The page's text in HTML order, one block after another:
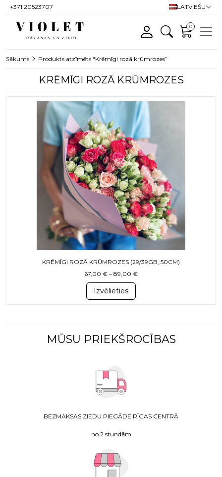
+371 20523707 LATVIEŠU
0
Sākums Produkts atzīmēts “Krēmīgi rozā krūmrozes”
KRĒMĪGI ROZĀ KRŪMROZES
KRĒMĪGI ROZĀ KRŪMROZES (29/39GB, 50CM)
67,00 € – 89,00 €Price range: 67,00 €
Izvēlieties
This product has multiple variants.
MŪSU PRIEKŠROCĪBAS
BEZMAKSAS ZIEDU PIEGĀDE RĪGAS CENTRĀ
no 2 stundām